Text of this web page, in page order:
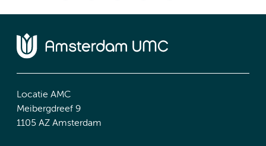
Locatie AMC
Meibergdreef 9
1105 AZ Amsterdam